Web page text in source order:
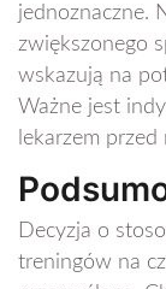
jednoznaczne.
zwiększonego
wskazują na
Ważne jest
lekarzem
Decyzja o
treningów na